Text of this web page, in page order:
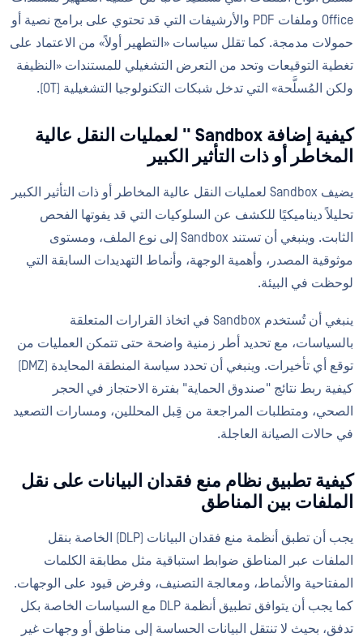
Office وملفات PDF والأرشيفات التي قد تحتوي على برامج نصية أو
حمولات مدمجة. كما تقلل سياسات «التطهير أولاً» من الاعتماد على
تغطية التوقيعات وتحد من التعرض التشغيلي للمستندات «النظيفة
ولكن المُسلَّحة» التي تدخل شبكات التكنولوجيا التشغيلية (OT).
كيفية إضافة Sandbox " لعمليات النقل عالية
المخاطر أو ذات التأثير الكبير
يضيف Sandbox لعمليات النقل عالية المخاطر أو ذات التأثير الكبير
تحليلاً ديناميكيًا للكشف عن السلوكيات التي قد يفوتها الفحص
الثابت. وينبغي أن تستند Sandbox إلى نوع الملف، ومستوى
موثوقية المصدر، وأهمية الوجهة، وأنماط التهديدات السابقة التي
لوحظت في البيئة.
ينبغي أن تُستخدم Sandbox في اتخاذ القرارات المتعلقة
بالسياسات، مع تحديد أطر زمنية واضحة حتى تتمكن العمليات من
توقع أي تأخيرات. وينبغي أن تحدد سياسة المنطقة المحايدة (DMZ)
كيفية ربط نتائج "صندوق الحماية" بفترة الاحتجاز في الحجر
الصحي، ومتطلبات المراجعة من قِبل المحللين، ومسارات التصعيد
في حالات الصيانة العاجلة.
كيفية تطبيق نظام منع فقدان البيانات على نقل
الملفات بين المناطق
يجب أن تطبق أنظمة منع فقدان البيانات (DLP) الخاصة بنقل
الملفات عبر المناطق ضوابط استباقية مثل مطابقة الكلمات
المفتاحية والأنماط، ومعالجة التصنيف، وفرض قيود على الوجهات.
كما يجب أن يتوافق تطبيق أنظمة DLP مع السياسات الخاصة بكل
تدفق، بحيث لا تنتقل البيانات الحساسة إلى مناطق أو وجهات غير